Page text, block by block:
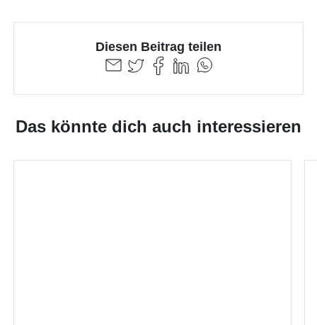
Diesen Beitrag teilen
Das könnte dich auch interessieren